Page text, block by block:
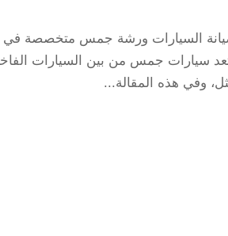
السيارات ورشة جمس متخصصة في
جمس من بين السيارات
وفي هذه المقالة...